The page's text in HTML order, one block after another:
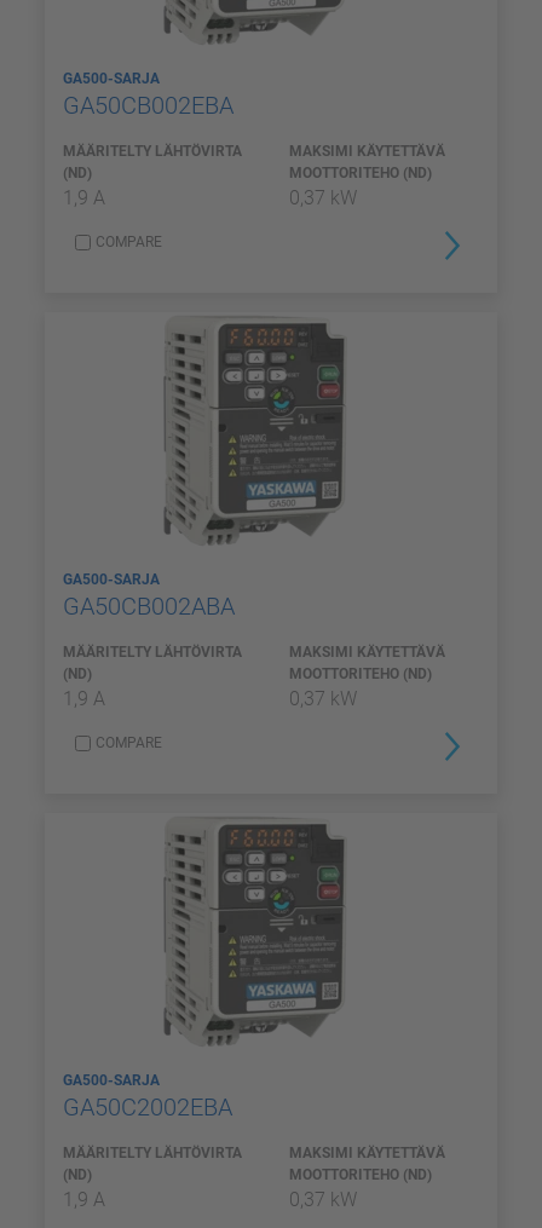
GA500-SARJA
GA50CB002EBA
MÄÄRITELTY LÄHTÖVIRTA
(ND)
1,9 A
MAKSIMI KÄYTETTÄVÄ
MOOTTORITEHO (ND)
0,37 kW
COMPARE
GA500-SARJA
GA50CB002ABA
MÄÄRITELTY LÄHTÖVIRTA
(ND)
1,9 A
MAKSIMI KÄYTETTÄVÄ
MOOTTORITEHO (ND)
0,37 kW
COMPARE
GA500-SARJA
GA50C2002EBA
MÄÄRITELTY LÄHTÖVIRTA
(ND)
1,9 A
MAKSIMI KÄYTETTÄVÄ
MOOTTORITEHO (ND)
0,37 kW